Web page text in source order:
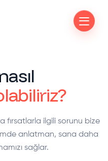
fırsatlarla ilgili sorunu bize
anlatman, sana daha
sağlar.